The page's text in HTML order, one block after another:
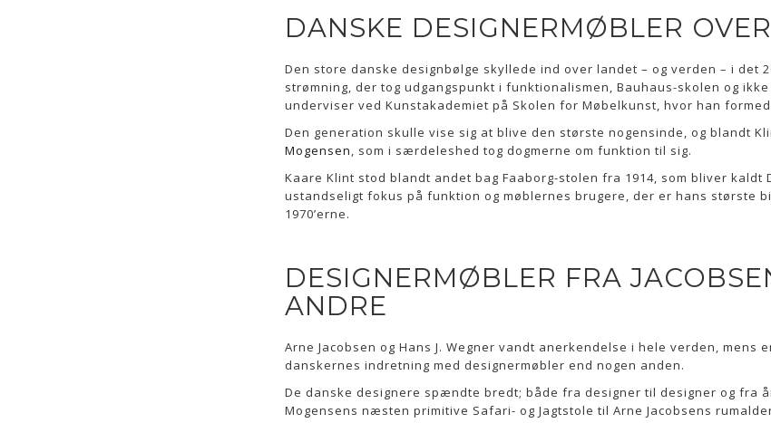
DANSKE DESIGNERMØBLER
Den store danske designbølge skyllede ind over landet – og verden – i
strømning, der tog udgangspunkt i funktionalismen, Bauhaus-skolen og
underviser ved Kunstakademiet på Skolen for Møbelkunst, hvor han
Den generation skulle vise sig at blive den største nogensinde, og blandt
Mogensen, som i særdeleshed tog dogmerne om funktion til sig.
Kaare Klint stod blandt andet bag Faaborg-stolen fra 1914, som bliver
ustandseligt fokus på funktion og møblernes brugere, der er hans største
1970’erne.
DESIGNERMØBLER FRA
ANDRE
Arne Jacobsen og Hans J. Wegner vandt anerkendelse i hele verden,
danskernes indretning med designermøbler end nogen anden.
De danske designere spændte bredt; både fra designer til designer og fra
Mogensens næsten primitive Safari- og Jagtstole til Arne Jacobsens